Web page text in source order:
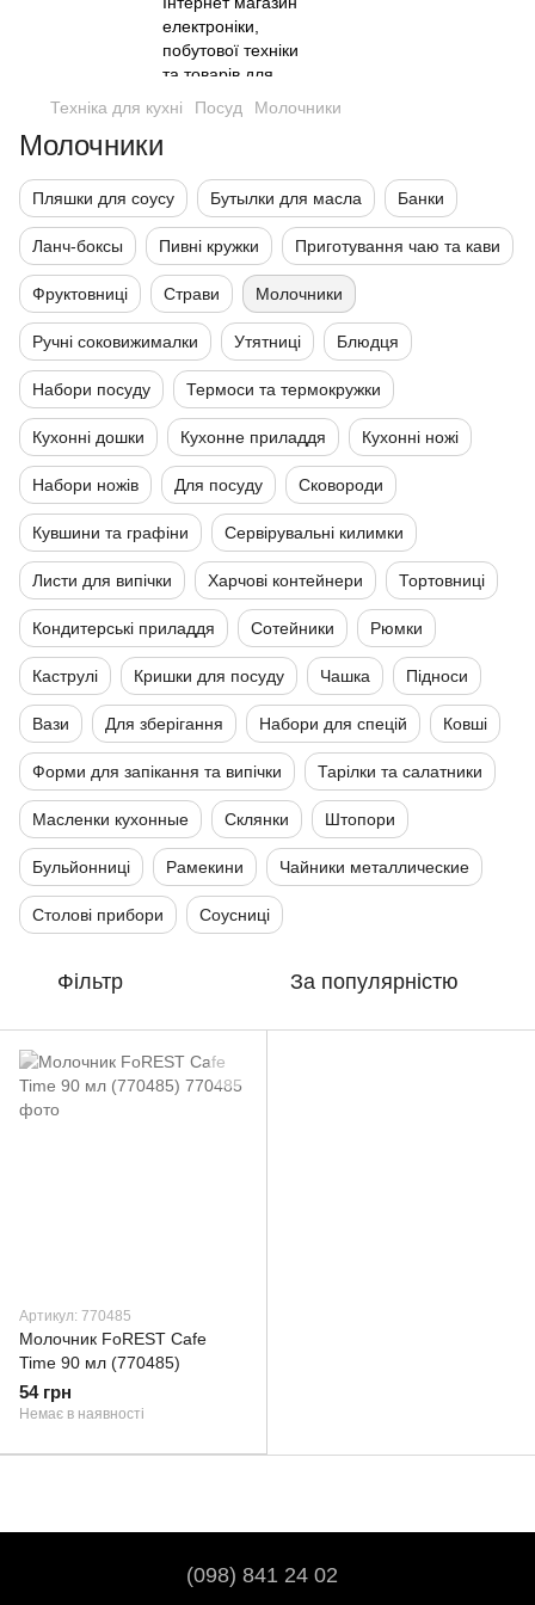
Техніка для кухні Посуд Молочники
Молочники
Пляшки для соусу Бутылки для масла Банки
Ланч-боксы Пивні кружки Приготування чаю та кави
Фруктовниці Страви Молочники
Ручні соковижималки Утятниці Блюдця
Набори посуду Термоси та термокружки
Кухонні дошки Кухонне приладдя Кухонні ножі
Набори ножів Для посуду Сковороди
Кувшини та графіни Сервірувальні килимки
Листи для випічки Харчові контейнери Тортовниці
Кондитерські приладдя Сотейники Рюмки
Каструлі Кришки для посуду Чашка Підноси
Вази Для зберігання Набори для спецій Ковші
Форми для запікання та випічки Тарілки та салатники
Масленки кухонные Склянки Штопори
Бульйонниці Рамекини Чайники металлические
Столові прибори Соусниці
Фільтр За популярністю
Артикул: 770485
Молочник FoREST Cafe
Time 90 мл (770485)
54 грн
Немає в наявності
(098) 841 24 02